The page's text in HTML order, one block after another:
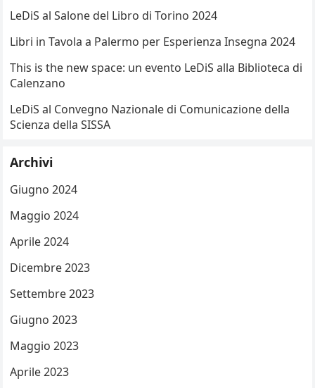
LeDiS al Salone del Libro di Torino 2024
Libri in Tavola a Palermo per Esperienza Insegna 2024
This is the new space: un evento LeDiS alla Biblioteca di
Calenzano
LeDiS al Convegno Nazionale di Comunicazione della
Scienza della SISSA
Archivi
Giugno 2024
Maggio 2024
Aprile 2024
Dicembre 2023
Settembre 2023
Giugno 2023
Maggio 2023
Aprile 2023